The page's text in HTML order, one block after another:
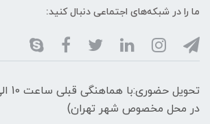
ما را در شبکه‌های اجتماعی دنبال کنید:
در محل مخصوص شهر تهران)